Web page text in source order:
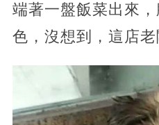
端著一盤飯菜出來
色，沒想到，這店老